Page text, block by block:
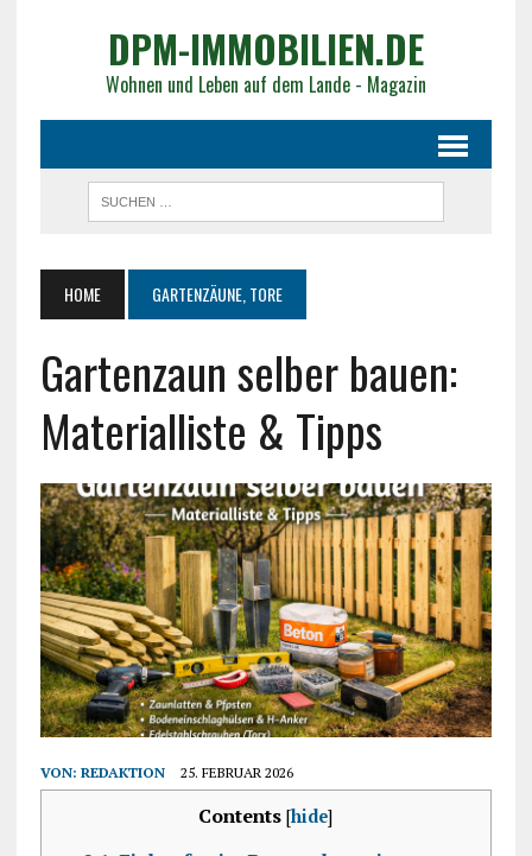
DPM-IMMOBILIEN.DE
Wohnen und Leben auf dem Lande - Magazin
HOME GARTENZÄUNE, TORE
Gartenzaun selber bauen:
Materialliste & Tipps
VON: REDAKTION 25. FEBRUAR 2026
Contents [hide]